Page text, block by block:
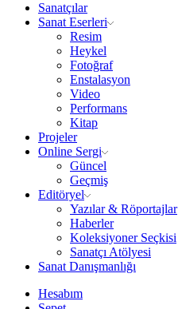
Sanatçılar
Sanat Eserleri
Resim
Heykel
Fotoğraf
Enstalasyon
Video
Performans
Kitap
Projeler
Online Sergi
Güncel
Geçmiş
Editöryel
Yazılar & Röportajlar
Haberler
Koleksiyoner Seçkisi
Sanatçı Atölyesi
Sanat Danışmanlığı
Hesabım